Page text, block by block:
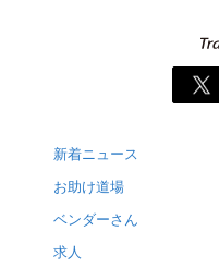
新着ニュース
お助け道場
ベンダーさん
求人